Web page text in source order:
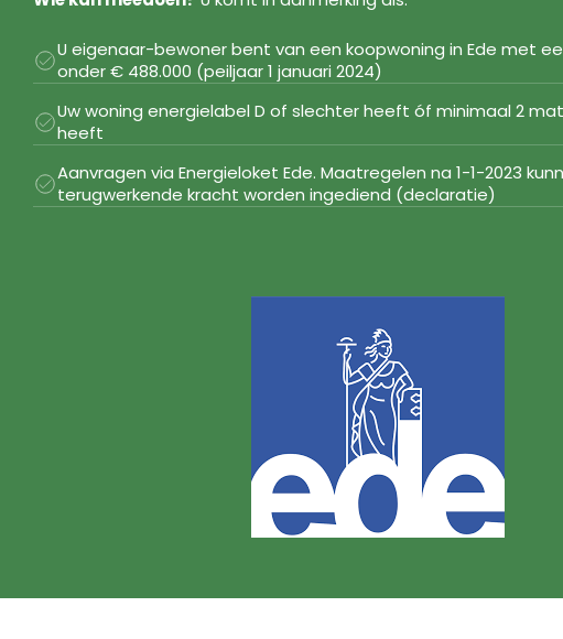
U eigenaar-bewoner bent van een koopwoning in Ede met
onder € 488.000 (peiljaar 1 januari 2024)
Uw woning energielabel D of slechter heeft óf minimaal 2
heeft
Aanvragen via Energieloket Ede. Maatregelen na 1-1-2023
terugwerkende kracht worden ingediend (declaratie)